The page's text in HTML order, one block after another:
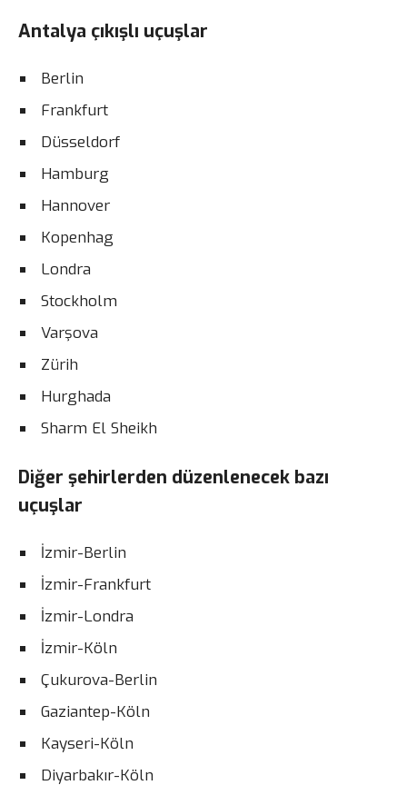
Antalya çıkışlı uçuşlar
Berlin
Frankfurt
Düsseldorf
Hamburg
Hannover
Kopenhag
Londra
Stockholm
Varşova
Zürih
Hurghada
Sharm El Sheikh
Diğer şehirlerden düzenlenecek bazı
uçuşlar
İzmir-Berlin
İzmir-Frankfurt
İzmir-Londra
İzmir-Köln
Çukurova-Berlin
Gaziantep-Köln
Kayseri-Köln
Diyarbakır-Köln